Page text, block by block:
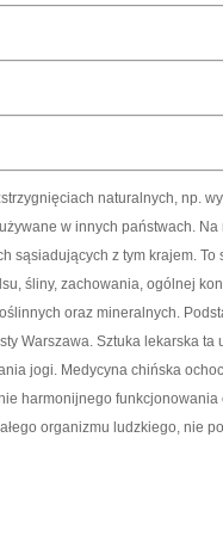
naturalnych, np.
w innych państwach.
sąsiadujących z tym krajem.
śliny, zachowania, ogólnej
oraz mineralnych.
Warszawa. Sztuka lekarska
jogi. Medycyna chińska
harmonijnego
organizmu ludzkiego, nie